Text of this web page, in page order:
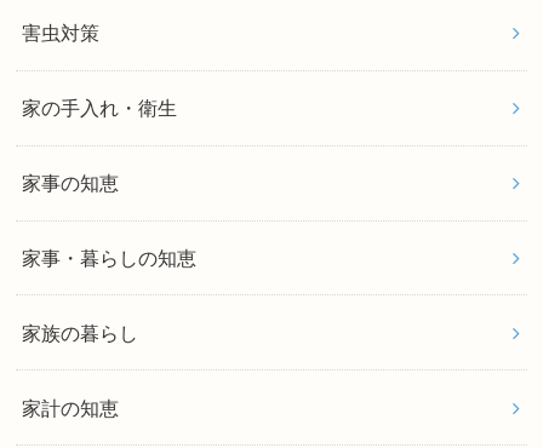
害虫対策
家の手入れ・衛生
家事の知恵
家事・暮らしの知恵
家族の暮らし
家計の知恵